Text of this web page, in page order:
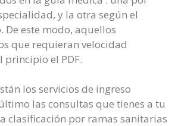
y la otra según el
De este modo, aquellos
que requieran velocidad
principio el PDF.
los servicios de ingreso
las consultas que tienes a tu
clasificación por ramas sanitarias